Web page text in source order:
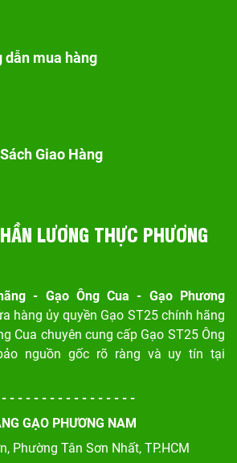
dẫn mua hàng
Giao Hàng
LƯƠNG THỰC PHƯƠNG
- Gạo Ông Cua - Gạo Phương
hàng ủy quyền Gạo ST25 chính hãng
Cua chuyên cung cấp Gạo ST25 Ông
nguồn gốc rõ ràng và uy tín tại
- - - - - - - - - - - - - - - -
GẠO PHƯƠNG NAM
Phường Tân Sơn Nhất, TP.HCM